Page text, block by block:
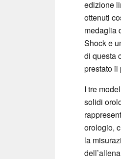
edizione
ottenuti
medaglia
Shock e
di questa
prestato il
I tre
solidi
orologio,
la